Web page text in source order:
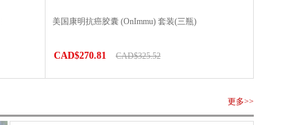
美国康明抗癌胶囊 (OnImmu) 套装(三瓶)
CAD$270.81 CAD$325.52
更多>>